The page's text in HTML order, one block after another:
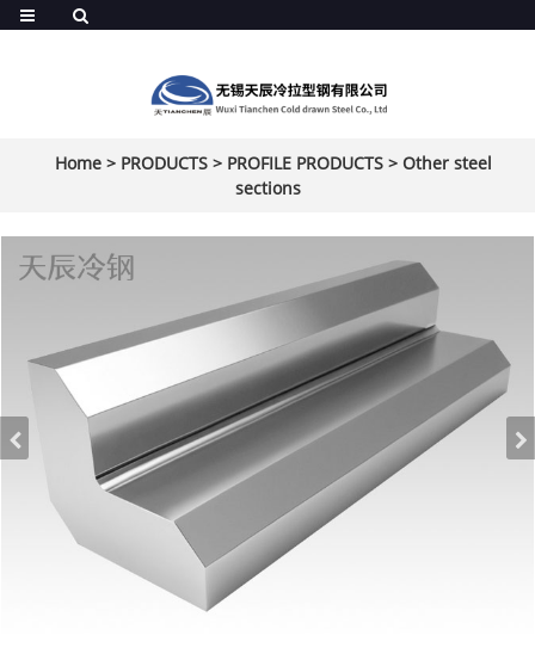
Home > PRODUCTS > PROFILE PRODUCTS > Other steel
sections